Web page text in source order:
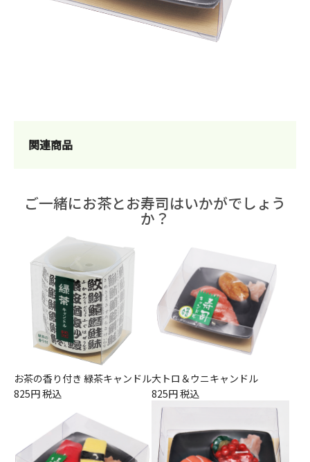
関連商品
ご一緒にお茶とお寿司はいかがでしょう
か？
お茶の香り付き 緑茶キャンドル
825円 税込
大トロ＆ウニキャンドル
825円 税込